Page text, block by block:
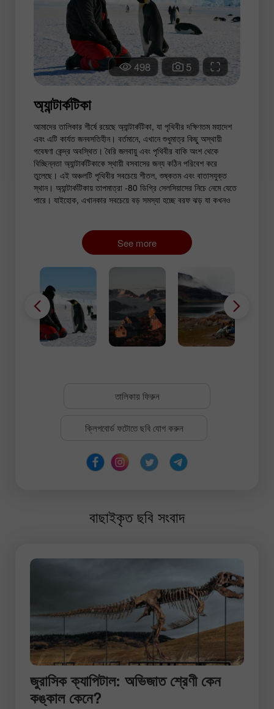
498 5
অ্যান্টার্কটিকা
আমাদের তালিকার শীর্ষে রয়েছে অ্যান্টার্কটিকা, যা পৃথিবীর দক্ষিণতম মহাদেশ
এবং এটি কার্যত জনবসতিহীন। বর্তমানে, এখানে শুধুমাত্র কিছু অস্থায়ী
গবেষণা কেন্দ্র অবস্থিত। বৈরি জলবায়ু এবং পৃথিবীর বাকি অংশ থেকে
বিচ্ছিন্নতা অ্যান্টার্কটিকাকে স্থায়ী বসবাসের জন্য কঠিন পরিবেশ করে
তুলেছে। এই অঞ্চলটি পৃথিবীর সবচেয়ে শীতল, শুষ্কতম এবং বাতাসযুক্ত
স্থান। অ্যান্টার্কটিকায় তাপমাত্রা -80 ডিগ্রি সেলসিয়াসের নিচে নেমে যেতে
পারে। যাইহোক, এখানকার সবচেয়ে বড় সমস্যা হচ্ছে বরফ ঝড় যা কখনও
See more
তালিকায় ফিরুন
ক্লিপবোর্ড ফটোতে ছবি যোগ করুন
বাছাইকৃত ছবি সংবাদ
জুরাসিক ক্যাপিটাল: অভিজাত শ্রেণী কেন
কঙ্কাল কেনে?